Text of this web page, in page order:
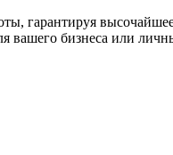
гарантируя
вашего бизнеса или